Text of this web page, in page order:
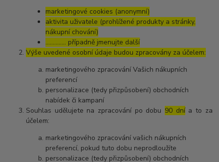
marketingové cookies (anonymní)
aktivita uživatele (prohlížené produkty a stránky,
nákupní chování)
………….. případně jmenujte další
Výše uvedené osobní údaje budou zpracovány za účelem:
marketingového zpracování Vašich nákupních
preferencí
personalizace (tedy přizpůsobení) obchodních
nabídek či kampaní
Souhlas udělujete na zpracování po dobu 90 dnía to za
účelem:
marketingového zpracování vašich nákupních
preferencí, pokud tuto dobu neprodloužíte
personalizace (tedy přizpůsobení) obchodních